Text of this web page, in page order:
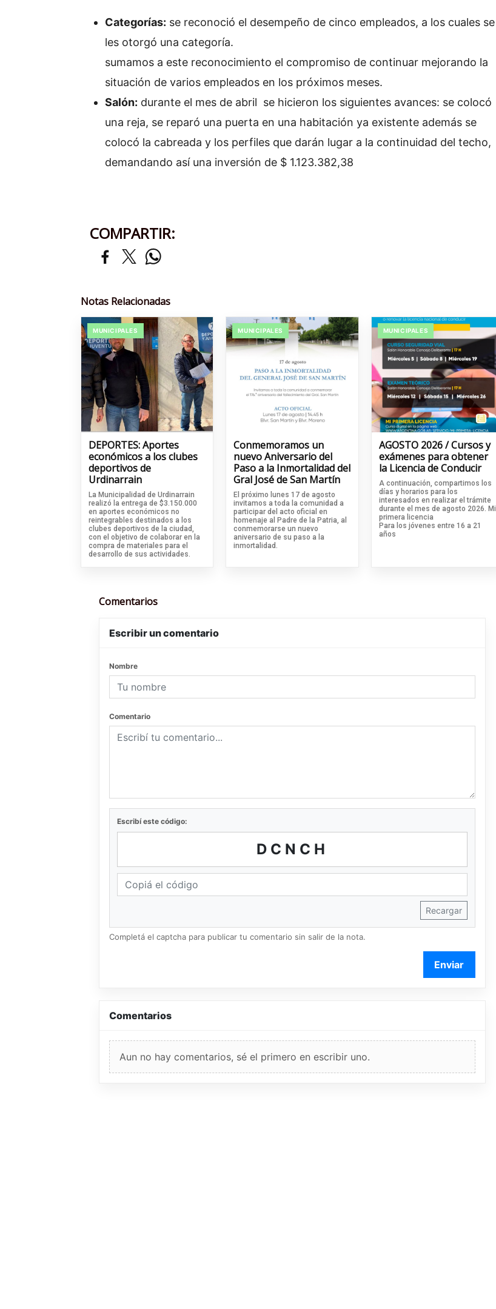
Categorías: se reconoció el desempeño de cinco empleados, a los cuales se
les otorgó una categoría.
sumamos a este reconocimiento el compromiso de continuar mejorando la
situación de varios empleados en los próximos meses.
Salón: durante el mes de abril se hicieron los siguientes avances: se colocó
una reja, se reparó una puerta en una habitación ya existente además se
colocó la cabreada y los perfiles que darán lugar a la continuidad del techo,
demandando así una inversión de $ 1.123.382,38
COMPARTIR:
Notas Relacionadas
MUNICIPALES
DEPORTES: Aportes
económicos a los clubes
deportivos de
Urdinarrain
La Municipalidad de Urdinarrain
realizó la entrega de $3.150.000
en aportes económicos no
reintegrables destinados a los
clubes deportivos de la ciudad,
con el objetivo de colaborar en la
compra de materiales para el
desarrollo de sus actividades.
MUNICIPALES
Conmemoramos un
nuevo Aniversario del
Paso a la Inmortalidad del
Gral José de San Martín
El próximo lunes 17 de agosto
invitamos a toda la comunidad a
participar del acto oficial en
homenaje al Padre de la Patria, al
conmemorarse un nuevo
aniversario de su paso a la
inmortalidad.
MUNICIPALES
AGOSTO 2026 / Cursos y
exámenes para obtener
la Licencia de Conducir
A continuación, compartimos los
días y horarios para los
interesados en realizar el trámite
durante el mes de agosto 2026. Mi
primera licencia
Para los jóvenes entre 16 a 21
años
Comentarios
Escribir un comentario
Nombre
Comentario
Escribí este código:
DCNCH
Recargar
Completá el captcha para publicar tu comentario sin salir de la nota.
Enviar
Comentarios
Aun no hay comentarios, sé el primero en escribir uno.